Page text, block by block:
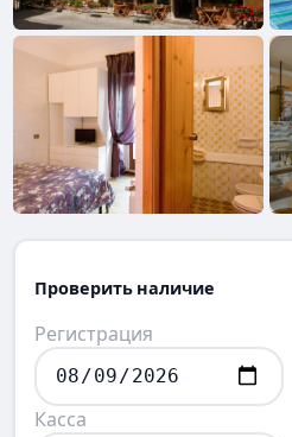
Проверить наличие
Регистрация
Касса